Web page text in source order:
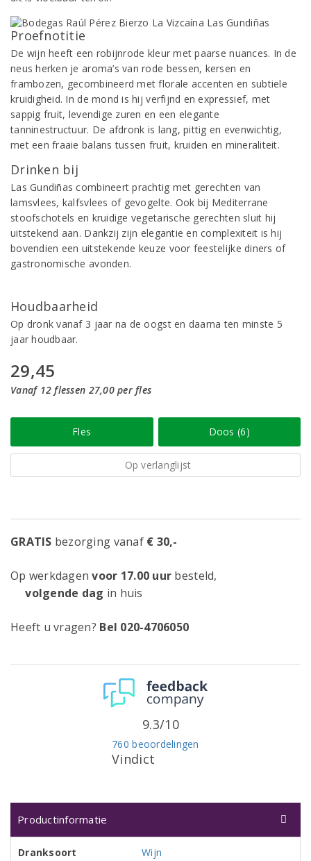
Proefnotitie
De wijn heeft een robijnrode kleur met paarse nuances. In de
neus herken je aroma’s van rode bessen, kersen en
frambozen, gecombineerd met florale accenten en subtiele
kruidigheid. In de mond is hij verfijnd en expressief, met
sappig fruit, levendige zuren en een elegante
tanninestructuur. De afdronk is lang, pittig en evenwichtig,
met een fraaie balans tussen fruit, kruiden en mineraliteit.
Drinken bij
Las Gundiñas combineert prachtig met gerechten van
lamsvlees, kalfsvlees of gevogelte. Ook bij Mediterrane
stoofschotels en kruidige vegetarische gerechten sluit hij
uitstekend aan. Dankzij zijn elegantie en complexiteit is hij
bovendien een uitstekende keuze voor feestelijke diners of
gastronomische avonden.
Houdbaarheid
Op dronk vanaf 3 jaar na de oogst en daarna ten minste 5
jaar houdbaar.
29,45
Vanaf 12 flessen 27,00 per fles
Fles Doos (6)
Op verlanglijst
GRATIS bezorging vanaf € 30,-
Op werkdagenvoor 17.00 uur besteld,
volgende dag in huis
Heeft u vragen? Bel 020-4706050
Vindict
760 beoordelingen
9.3/10
Productinformatie
Dranksoort
Wijn